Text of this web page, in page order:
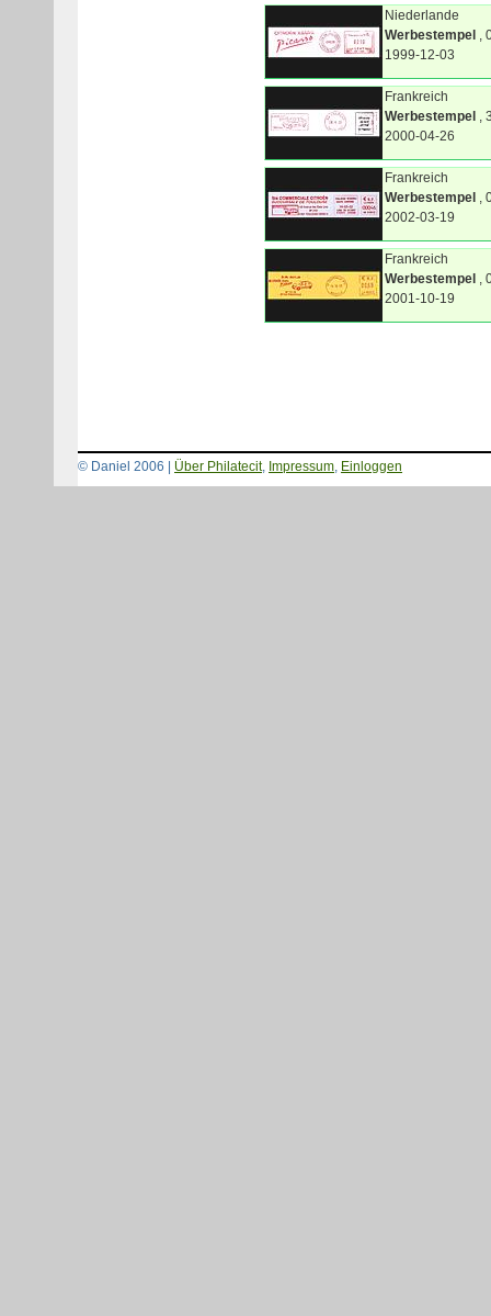
Niederlande
Werbestempel ,
1999-12-03
Frankreich
Werbestempel ,
2000-04-26
Frankreich
Werbestempel ,
2002-03-19
Frankreich
Werbestempel ,
2001-10-19
© Daniel 2006 | Über Philatecit, Impressum, Einloggen